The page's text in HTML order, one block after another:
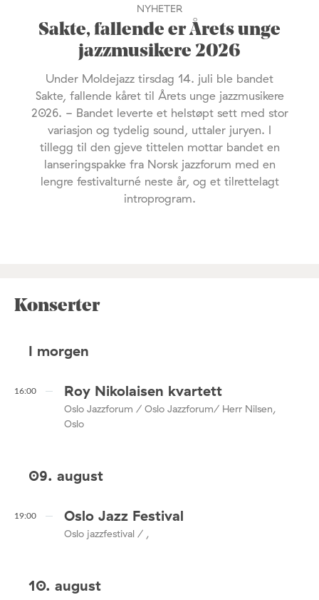
NYHETER
Sakte, fallende er Årets unge
jazzmusikere 2026
Under Moldejazz tirsdag 14. juli ble bandet
Sakte, fallende kåret til Årets unge jazzmusikere
2026. - Bandet leverte et helstøpt sett med stor
variasjon og tydelig sound, uttaler juryen. I
tillegg til den gjeve tittelen mottar bandet en
lanseringspakke fra Norsk jazzforum med en
lengre festivalturné neste år, og et tilrettelagt
introprogram.
Konserter
I morgen
16:00 Roy Nikolaisen kvartett
Oslo Jazzforum / Oslo Jazzforum/ Herr Nilsen,
Oslo
09. august
19:00 Oslo Jazz Festival
Oslo jazzfestival / ,
10. august